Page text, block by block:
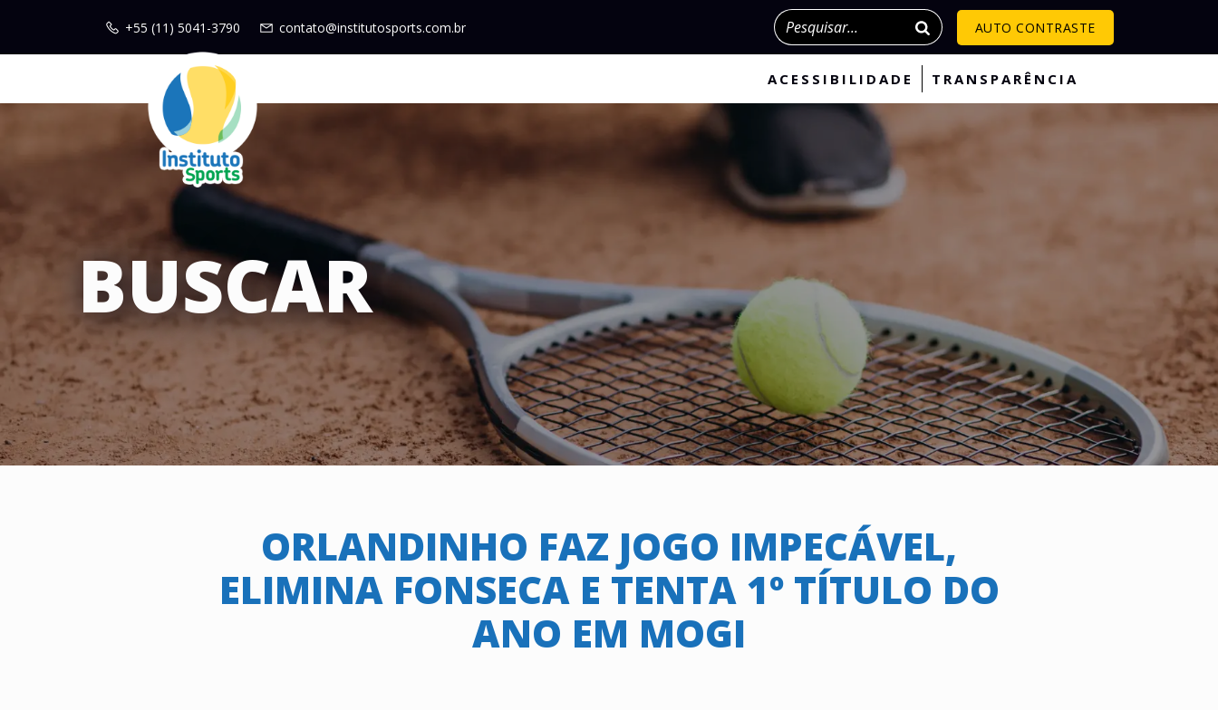
+55 (11) 5041-3790 contato@institutosports.com.br Pesquisar AUTO CONTRASTE
ACESSIBILIDADE TRANSPARÊNCIA
BUSCAR
ORLANDINHO FAZ JOGO IMPECÁVEL,
ELIMINA FONSECA E TENTA 1º TÍTULO DO
ANO EM MOGI